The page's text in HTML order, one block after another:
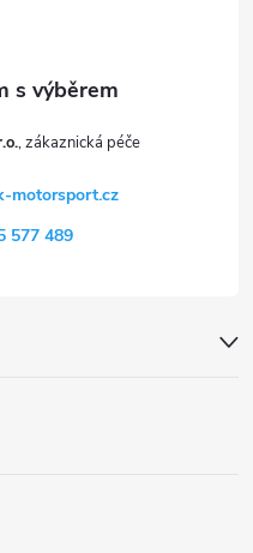
motorsport.cz
577 489